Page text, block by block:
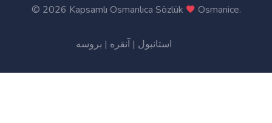
© 2026 Kapsamlı Osmanlıca Sözlük Osmanice.
استانبول | آنقره | بروسه